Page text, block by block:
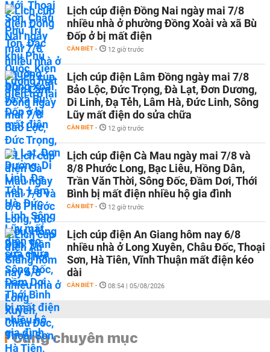
Lịch cúp điện Đồng Nai ngày mai 7/8
nhiều nhà ở phường Đồng Xoài và xã Bù
Đốp ở bị mất điện
CẦN BIẾT - 12 giờ trước
Lịch cúp điện Lâm Đồng ngày mai 7/8
Bảo Lộc, Đức Trọng, Đà Lạt, Đơn Dương,
Di Linh, Đạ Tẻh, Lâm Hà, Đức Linh, Sông
Lũy mất điện do sửa chữa
CẦN BIẾT - 12 giờ trước
Lịch cúp điện Cà Mau ngày mai 7/8 và
8/8 Phước Long, Bạc Liêu, Hồng Dân,
Trần Văn Thời, Sông Đốc, Đầm Dơi, Thới
Bình bị mất điện nhiều hộ gia đình
CẦN BIẾT - 12 giờ trước
Lịch cúp điện An Giang hôm nay 6/8
nhiều nhà ở Long Xuyên, Châu Đốc, Thoại
Sơn, Hà Tiên, Vĩnh Thuận mất điện kéo
dài
CẦN BIẾT - 08:54 | 05/08/2026
Cùng chuyên mục